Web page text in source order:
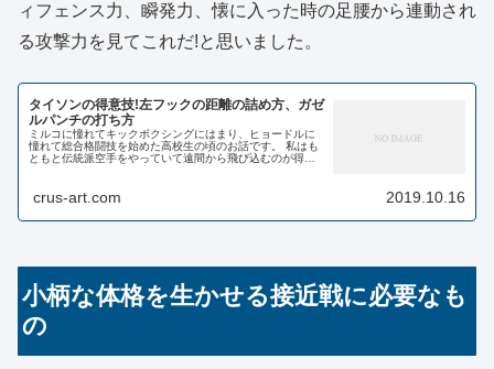
ィフェンス力、瞬発力、懐に入った時の足腰から連動され
る攻撃力を見てこれだ!と思いました。
タイソンの得意技!左フックの距離の詰め方、ガゼ
ルパンチの打ち方
ミルコに憧れてキックボクシングにはまり、ヒョードルに
憧れて総合格闘技を始めた高校生の頃のお話です。 私はも
ともと伝統派空手をやっていて遠間から飛び込むのが得意
crus-art.com 2019.10.16
小柄な体格を生かせる接近戦に必要なも
の